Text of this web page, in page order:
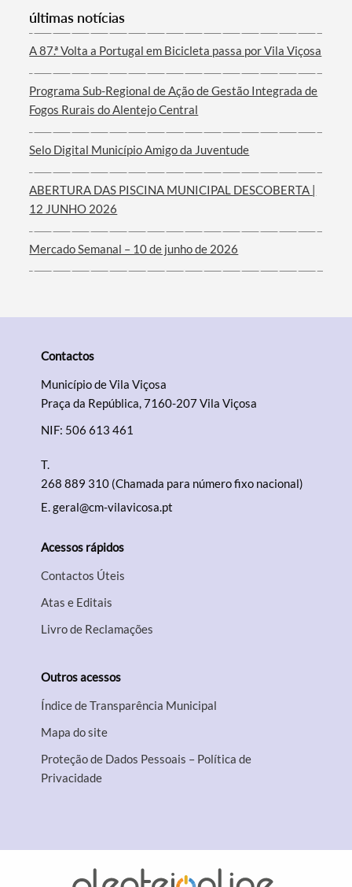
Categorias gerais
Filtros
últimas notícias
A 87.ª Volta a Portugal em Bicicleta passa por Vila Viçosa
Programa Sub-Regional de Ação de Gestão Integrada de
Fogos Rurais do Alentejo Central
Selo Digital Município Amigo da Juventude
ABERTURA DAS PISCINA MUNICIPAL DESCOBERTA |
12 JUNHO 2026
Mercado Semanal – 10 de junho de 2026
Contactos
Município de Vila Viçosa
Praça da República, 7160-207 Vila Viçosa
NIF: 506 613 461
T.
268 889 310 (Chamada para número fixo nacional)
E.geral@cm-vilavicosa.pt
Acessos rápidos
Contactos Úteis
Atas e Editais
Livro de Reclamações
Outros acessos
Índice de Transparência Municipal
Mapa do site
Proteção de Dados Pessoais – Política de
Privacidade